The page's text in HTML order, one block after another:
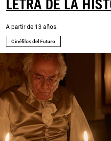
Cinéfilos del Futuro
LETRA DE LA
A partir de 13 años.